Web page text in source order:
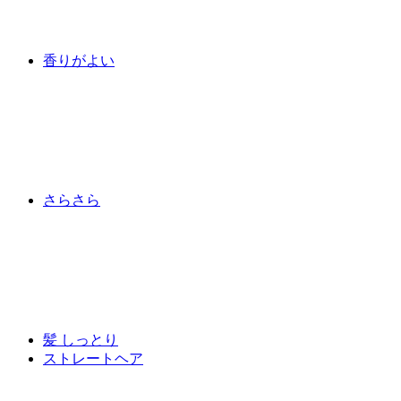
香りがよい
さらさら
髪 しっとり
ストレートヘア